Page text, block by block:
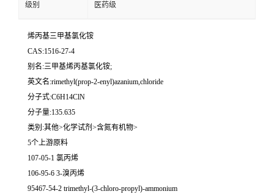
级别 医药级
烯丙基三甲基氯化铵
CAS:1516-27-4
别名:三甲基烯丙基氯化铵;
英文名:rimethyl(prop-2-enyl)azanium,chloride
分子式:C6H14ClN
分子量:135.635
类别:其他>化学试剂>含氮有机物>
5个上游原料
107-05-1 氯丙烯
106-95-6 3-溴丙烯
95467-54-2 trimethyl-(3-chloro-propyl)-ammonium